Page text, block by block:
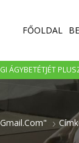
FŐOLDAL
ÁGYBETÉTJÉT